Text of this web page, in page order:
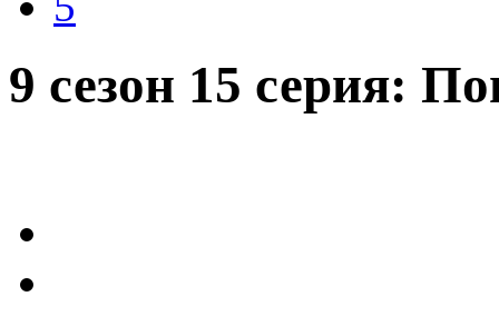
9 сезон 15 серия: